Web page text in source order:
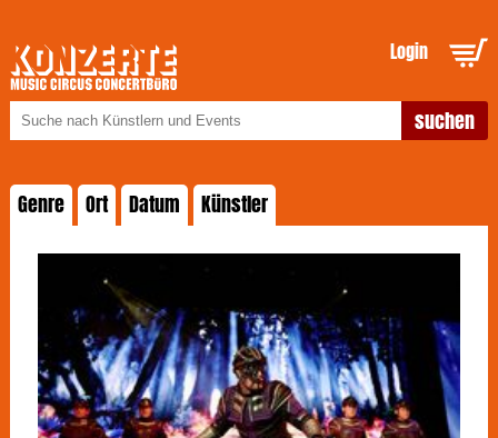
Login
Genre Ort Datum Künstler